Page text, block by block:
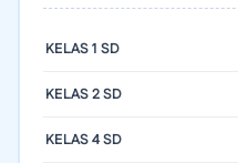
KELAS 1 SD
KELAS 2 SD
KELAS 4 SD